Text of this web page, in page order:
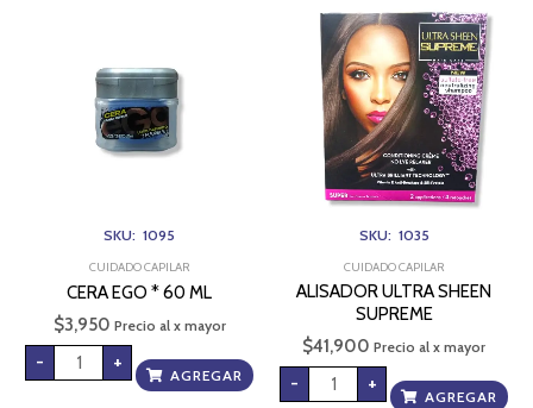
SKU: 1095
CUIDADO CAPILAR
CERA EGO * 60 ML
$3,950 Precio al x mayor
-
cantidad
+
AGREGAR
SKU: 1035
CUIDADO CAPILAR
ALISADOR ULTRA SHEEN
SUPREME
$41,900 Precio al x mayor
-
ULTRA
SHEEN
SUPREME
cantidad
+
AGREGAR